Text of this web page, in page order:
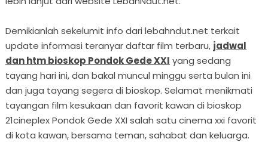
Demikianlah sekelumit info dari lebahndut.net terkait
update informasi teranyar daftar film terbaru, jadwal
dan htm bioskop Pondok Gede XXI yang sedang
tayang hari ini, dan bakal muncul minggu serta bulan ini
dan juga tayang segera di bioskop. Selamat menikmati
tayangan film kesukaan dan favorit kawan di bioskop
21cineplex Pondok Gede XXI salah satu cinema xxi favorit
di kota kawan, bersama teman, sahabat dan keluarga.